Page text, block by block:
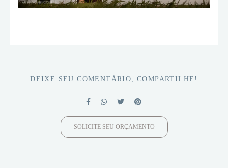
DEIXE SEU COMENTÁRIO, COMPARTILHE!
SOLICITE SEU ORÇAMENTO